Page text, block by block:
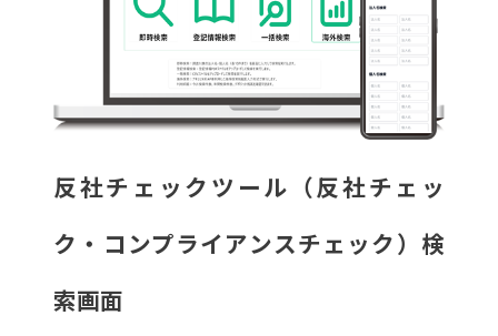
反社チェックツール（反社チェッ
ク・コンプライアンスチェック）検
索画面